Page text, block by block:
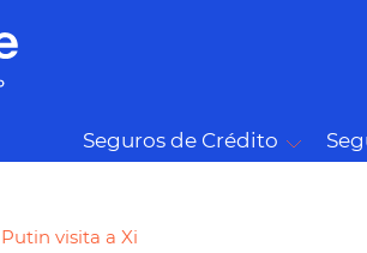
Seguros de Crédito
Putin visita a Xi